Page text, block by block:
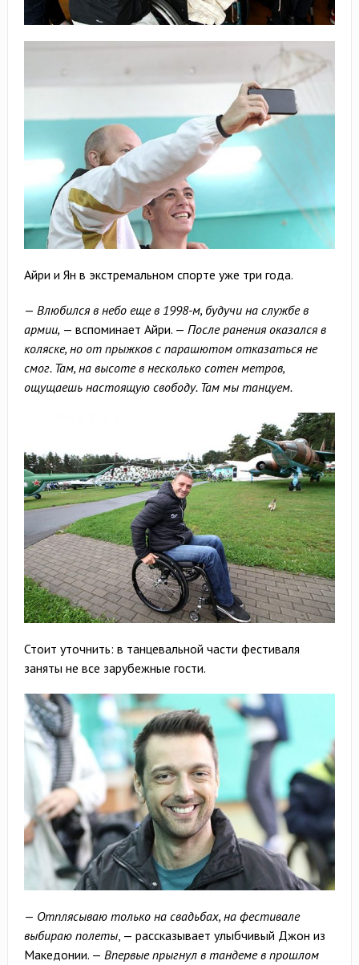
Айри и Ян в экстремальном спорте уже три года.
— Влюбился в небо еще в 1998-м, будучи на службе в
армии, — вспоминает Айри. — После ранения оказался в
коляске, но от прыжков с парашютом отказаться не
смог. Там, на высоте в несколько сотен метров,
ощущаешь настоящую свободу. Там мы танцуем.
Стоит уточнить: в танцевальной части фестиваля
заняты не все зарубежные гости.
— Отплясываю только на свадьбах, на фестивале
выбираю полеты, — рассказывает улыбчивый Джон из
Македонии. — Впервые прыгнул в тандеме в прошлом